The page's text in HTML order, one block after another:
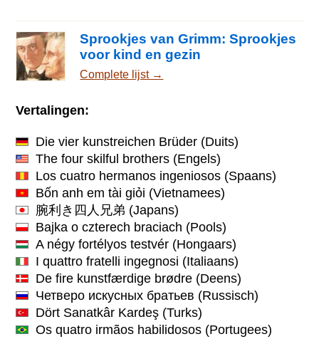
Sprookjes van Grimm: Sprookjes
voor kind en gezin
Complete lijst →
Vertalingen:
Die vier kunstreichen Brüder (Duits)
The four skilful brothers (Engels)
Los cuatro hermanos ingeniosos (Spaans)
Bốn anh em tài giỏi (Vietnamees)
腕利き四人兄弟 (Japans)
Bajka o czterech braciach (Pools)
A négy fortélyos testvér (Hongaars)
I quattro fratelli ingegnosi (Italiaans)
De fire kunstfærdige brødre (Deens)
Четверо искусных братьев (Russisch)
Dört Sanatkâr Kardeş (Turks)
Os quatro irmãos habilidosos (Portugees)